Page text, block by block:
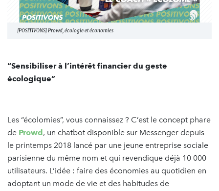
[POSITIVONS] Prowd, écologie et économies
“Sensibiliser à l’intérêt financier du geste
écologique”
Les “écolomies”, vous connaissez ? C’est le concept phare
de Prowd, un chatbot disponible sur Messenger depuis
le printemps 2018 lancé par une jeune entreprise sociale
parisienne du même nom et qui revendique déjà 10 000
utilisateurs. L’idée : faire des économies au quotidien en
adoptant un mode de vie et des habitudes de